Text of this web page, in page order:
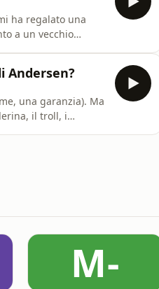
ha regalato una
a un vecchio
Andersen?
una garanzia). Ma
il troll, i
M-